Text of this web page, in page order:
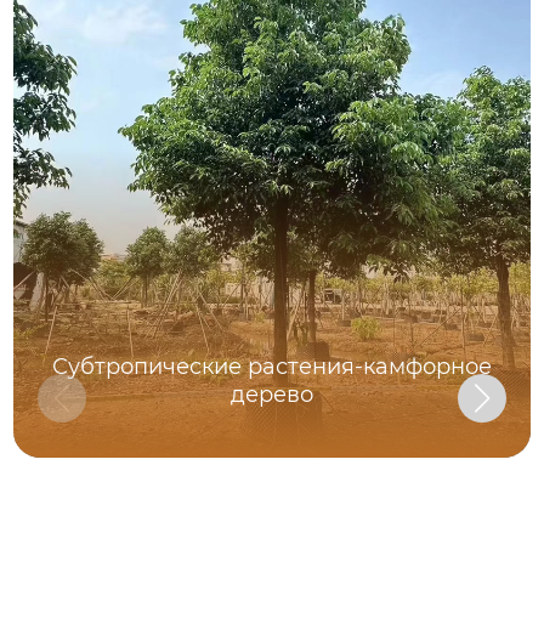
Субтропические растения-камфорное
дерево